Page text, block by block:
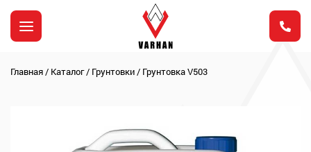
Главная/ Каталог/ Грунтовки/ Грунтовка V503